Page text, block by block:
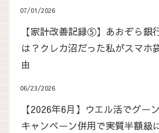
07/01/2026
【家計改善記録⑤】あおぞら銀
は？クレカ沼だった私がスマホ
由
06/23/2026
【2026年6月】ウエル活でグー
キャンペーン併用で実質半額級